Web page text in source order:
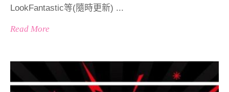
LookFantastic等(隨時更新) ...
Read More